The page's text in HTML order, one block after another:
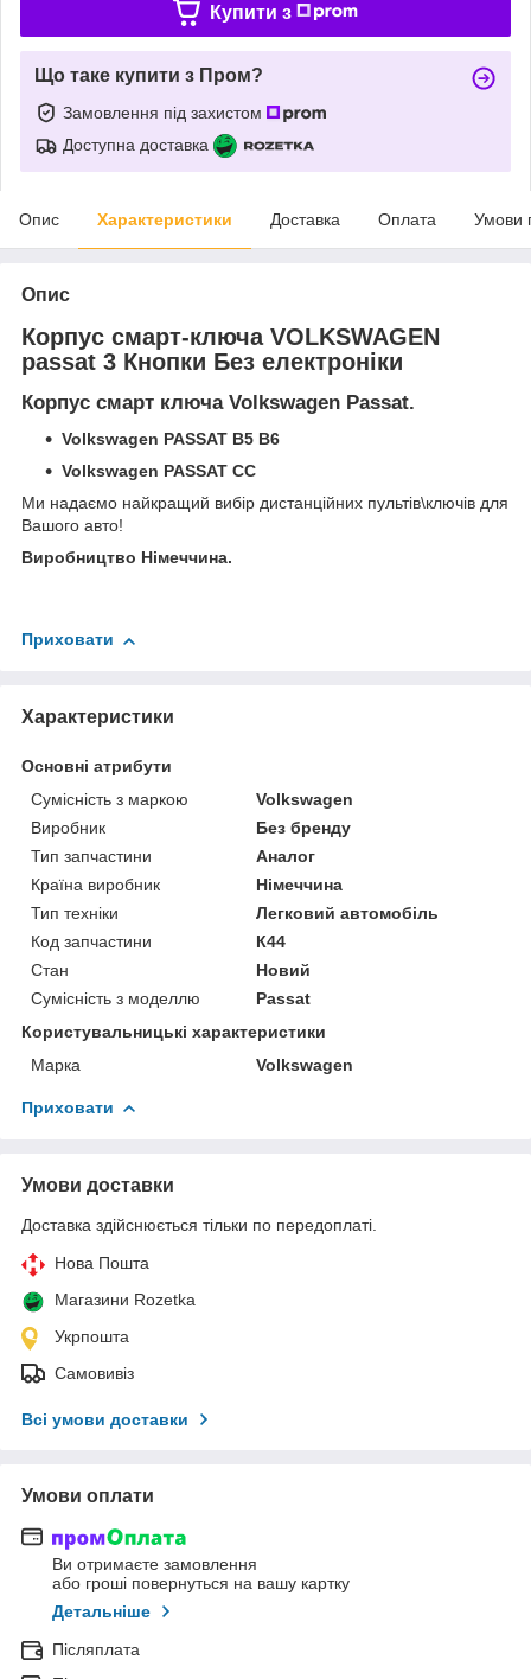
Купити з
Що таке купити з Пром?
Замовлення під захистом
Доступна доставка
Опис Характеристики Доставка Оплата Умови
Опис
Корпус смарт-ключа VOLKSWAGEN
passat 3 Кнопки Без електроніки
Корпус смарт ключа Volkswagen Passat.
Volkswagen PASSAT B5 B6
Volkswagen PASSAT CC
Ми надаємо найкращий вибір дистанційних пультів\ключів для
Вашого авто!
Виробництво Німеччина.
Приховати
Характеристики
Основні атрибути
Сумісність з маркою
Volkswagen
Виробник
Без бренду
Тип запчастини
Аналог
Країна виробник
Німеччина
Тип техніки
Легковий автомобіль
Код запчастини
К44
Стан
Новий
Сумісність з моделлю
Passat
Користувальницькі характеристики
Марка
Volkswagen
Приховати
Умови доставки
Доставка здійснюється тільки по передоплаті.
Нова Пошта
Магазини Rozetka
Укрпошта
Самовивіз
Всі умови доставки
Умови оплати
Ви отримаєте замовлення
або гроші повернуться на вашу картку
Детальніше
Післяплата